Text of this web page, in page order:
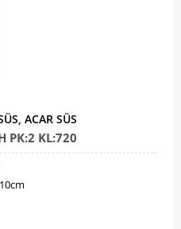
ACAR SÜS
PK:2 KL:720